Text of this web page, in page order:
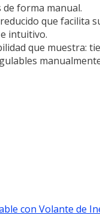
forma manual.
que facilita
intuitivo.
que muestra:
con Volante de